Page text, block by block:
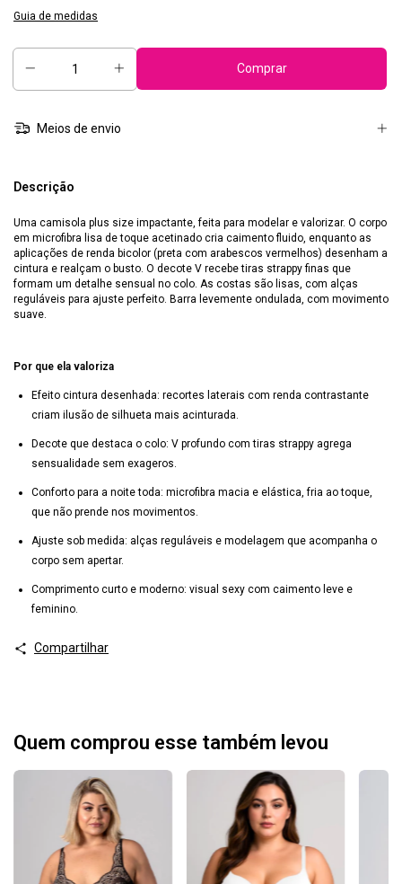
Guia de medidas
Meios de envio
Descrição
Uma camisola plus size impactante, feita para modelar e valorizar. O corpo
em microfibra lisa de toque acetinado cria caimento fluido, enquanto as
aplicações de renda bicolor (preta com arabescos vermelhos) desenham a
cintura e realçam o busto. O decote V recebe tiras strappy finas que
formam um detalhe sensual no colo. As costas são lisas, com alças
reguláveis para ajuste perfeito. Barra levemente ondulada, com movimento
suave.
Por que ela valoriza
Efeito cintura desenhada: recortes laterais com renda contrastante
criam ilusão de silhueta mais acinturada.
Decote que destaca o colo: V profundo com tiras strappy agrega
sensualidade sem exageros.
Conforto para a noite toda: microfibra macia e elástica, fria ao toque,
que não prende nos movimentos.
Ajuste sob medida: alças reguláveis e modelagem que acompanha o
corpo sem apertar.
Comprimento curto e moderno: visual sexy com caimento leve e
feminino.
Compartilhar
Quem comprou esse também levou